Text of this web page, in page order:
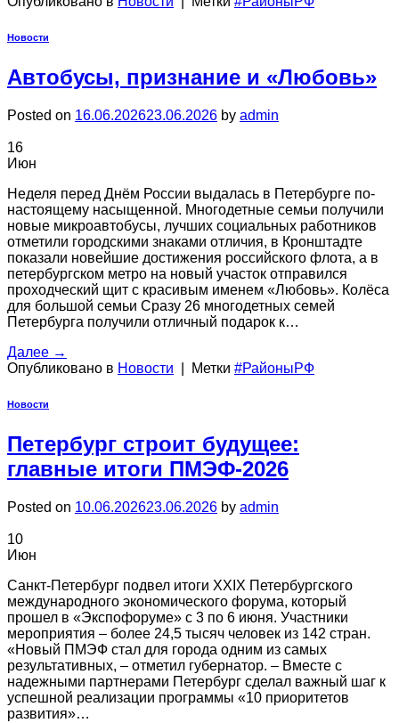
Новости
Автобусы, признание и «Любовь»
Posted on 16.06.202623.06.2026 by admin
16
Июн
Неделя перед Днём России выдалась в Петербурге по-
настоящему насыщенной. Многодетные семьи получили
новые микроавтобусы, лучших социальных работников
отметили городскими знаками отличия, в Кронштадте
показали новейшие достижения российского флота, а в
петербургском метро на новый участок отправился
проходческий щит с красивым именем «Любовь». Колёса
для большой семьи Сразу 26 многодетных семей
Петербурга получили отличный подарок к…
Далее →
Опубликовано в Новости Метки #РайоныРФ
Новости
Петербург строит будущее:
главные итоги ПМЭФ-2026
Posted on 10.06.202623.06.2026 by admin
10
Июн
Санкт-Петербург подвел итоги XXIX Петербургского
международного экономического форума, который
прошел в «Экспофоруме» с 3 по 6 июня. Участники
мероприятия – более 24,5 тысяч человек из 142 стран.
«Новый ПМЭФ стал для города одним из самых
результативных, – отметил губернатор. – Вместе с
надежными партнерами Петербург сделал важный шаг к
успешной реализации программы «10 приоритетов
развития»…